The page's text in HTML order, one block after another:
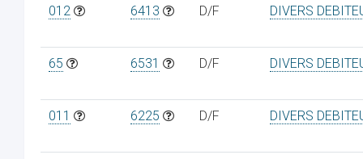
012 6413 D/F DIVERS
65 6531 D/F DIVERS
011 6225 D/F DIVERS